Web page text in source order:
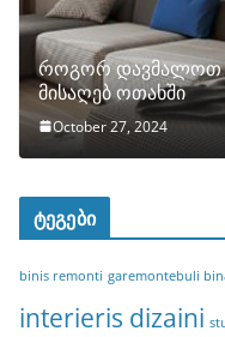
როგორ დავმალოთ
მისაღებ ოთახში
October 27, 2024
ტეგები
binis remonti garemontebuli
interieris dizaini